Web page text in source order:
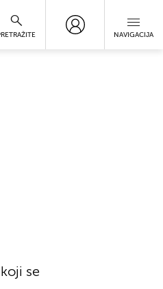
NAVIGACIJA
se